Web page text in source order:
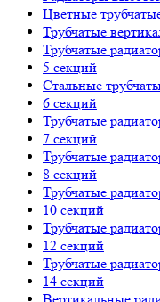
Цветные
Трубчатые
Трубчатые
5 секций
Стальные
6 секций
Трубчатые
7 секций
Трубчатые
8 секций
Трубчатые
10 секций
Трубчатые
12 секций
Трубчатые
14 секций
Вертикальные